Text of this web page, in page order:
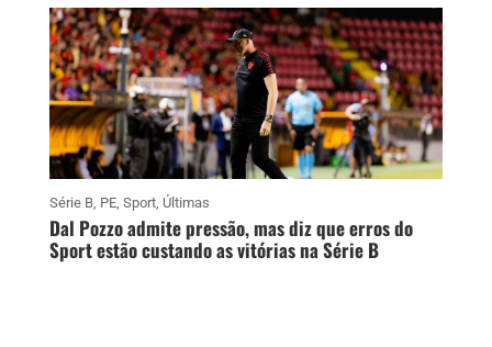
Série B, PE, Sport, Últimas
Dal Pozzo admite pressão, mas diz que erros do
Sport estão custando as vitórias na Série B